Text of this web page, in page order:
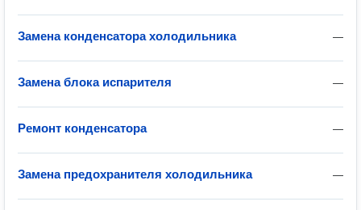
—
Замена конденсатора холодильника
—
Замена блока испарителя
—
Ремонт конденсатора
—
Замена предохранителя холодильника